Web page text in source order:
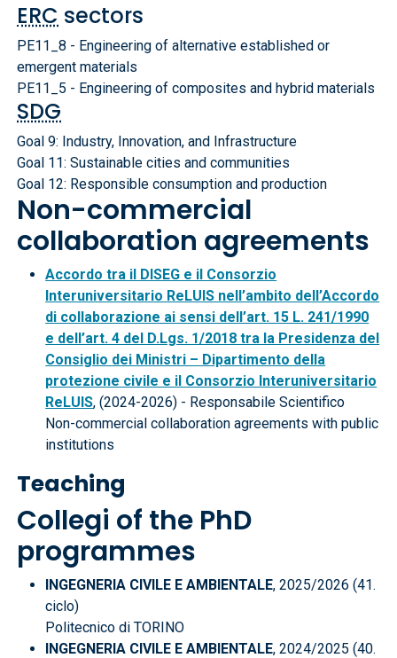
ERC sectors
PE11_8 - Engineering of alternative established or
emergent materials
PE11_5 - Engineering of composites and hybrid materials
SDG
Goal 9: Industry, Innovation, and Infrastructure
Goal 11: Sustainable cities and communities
Goal 12: Responsible consumption and production
Non-commercial
collaboration agreements
Accordo tra il DISEG e il Consorzio
Interuniversitario ReLUIS nell’ambito dell’Accordo
di collaborazione ai sensi dell’art. 15 L. 241/1990
e dell’art. 4 del D.Lgs. 1/2018 tra la Presidenza del
Consiglio dei Ministri – Dipartimento della
protezione civile e il Consorzio Interuniversitario
ReLUIS, (2024-2026) - Responsabile Scientifico
Non-commercial collaboration agreements with public
institutions
Teaching
Collegi of the PhD
programmes
INGEGNERIA CIVILE E AMBIENTALE, 2025/2026 (41.
ciclo)
Politecnico di TORINO
INGEGNERIA CIVILE E AMBIENTALE, 2024/2025 (40.